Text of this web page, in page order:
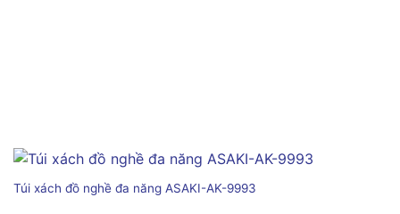
Túi xách đồ nghề đa năng ASAKI-AK-9993